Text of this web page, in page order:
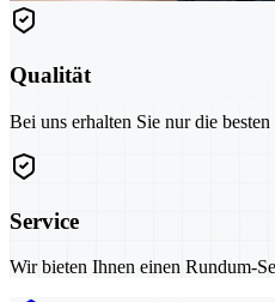
Qualität
Bei uns erhalten Sie nur die
Service
Wir bieten Ihnen einen Rundum-